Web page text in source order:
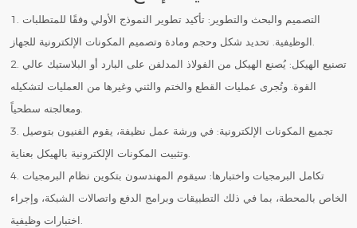
1. التصميم والبحث والتطوير: تأكيد تطوير النموذج الأولي وفقًا للمتطلبات
الوظيفية. تحديد شكل وحجم ومادة وتصميم المكونات الإلكترونية للجهاز.
2. تصنيع الهيكل: يُصنع الهيكل من الفولاذ المدلفن على البارد أو البلاستيك عالي
القوة. وتُجرى عمليات القطع والختم والثني وغيرها من العمليات لتشكيله
ومعالجته سطحياً.
3. تجميع المكونات الإلكترونية: في ورشة عمل نظيفة، يقوم الفنيون بتوصيل
وتثبيت المكونات الإلكترونية بالهيكل بعناية.
4. تكامل البرمجيات واختبارها: سيقوم المهندسون بتكوين نظام البرمجيات
الخاص بالمحطة، بما في ذلك التطبيقات وبرامج الدفع واتصالات الشبكة، وإجراء
اختبارات وظيفية.